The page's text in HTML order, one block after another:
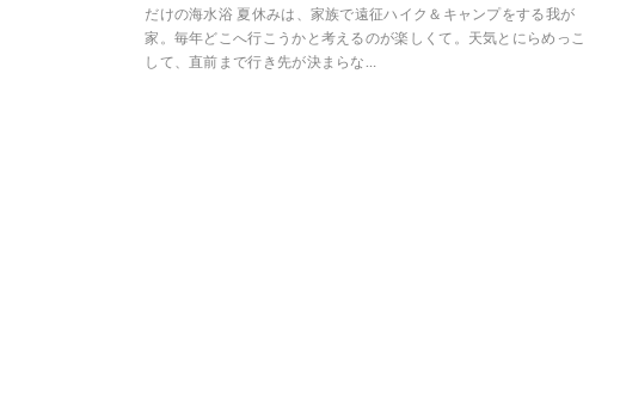
だけの海水浴 夏休みは、家族で遠征ハイク＆キャンプをする我が
家。毎年どこへ行こうかと考えるのが楽しくて。天気とにらめっこ
して、直前まで行き先が決まらな…